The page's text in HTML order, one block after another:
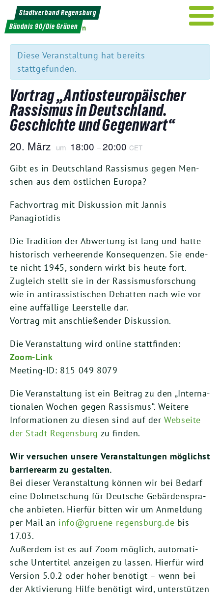
Weiter
zum
Inhalt
Stadtverband Regensburg
Bündnis 90/Die Grünen
« Alle Veranstaltungen
Diese Veranstaltung hat bereits
stattgefunden.
Vortrag „Antiosteuropäischer
Rassismus in Deutschland.
Geschichte und Gegenwart“
20. März um 18:00 –20:00 CET
Gibt es in Deutsch­land Ras­sis­mus gegen Men­
schen aus dem öst­li­chen Europa?
Fach­vor­trag mit Dis­kus­si­on mit Jan­nis
Panagiotidis
Die Tra­di­ti­on der Abwer­tung ist lang und hat­te
his­to­risch ver­hee­ren­de Kon­se­quen­zen. Sie ende­
te nicht 1945, son­dern wirkt bis heu­te fort.
Zugleich stellt sie in der Ras­sis­mus­for­schung
wie in anti­ras­sis­ti­schen Debat­ten nach wie vor
eine auf­fäl­li­ge Leer­stel­le dar.
Vor­trag mit anschlie­ßen­der Diskussion.
Die Ver­an­stal­tung wird online statt­fin­den:
Zoom-Link
Mee­ting-ID: 815 049 8079
Die Ver­an­stal­tung ist ein Bei­trag zu den „Inter­na­
tio­na­len Wochen gegen Ras­sis­mus“. Wei­te­re
Infor­ma­tio­nen zu die­sen sind auf derWeb­sei­te
der Stadt Regens­burg zu finden.
Wir ver­su­chen unse­re Ver­an­stal­tun­gen mög­lichst
bar­rie­re­arm zu gestal­ten.
Bei die­ser Ver­an­stal­tung kön­nen wir bei Bedarf
eine Dol­met­schung für Deut­sche Gebär­den­spra­
che anbie­ten. Hier­für bit­ten wir um Anmel­dung
per Mail an info@gruene-regensburg.de bis
17.03.
Außer­dem ist es auf Zoom mög­lich, auto­ma­ti­
sche Unter­ti­tel anzei­gen zu las­sen. Hier­für wird
Ver­si­on 5.0.2 oder höher benö­tigt – wenn bei
der Akti­vie­rung Hil­fe benö­tigt wird, unter­stüt­zen